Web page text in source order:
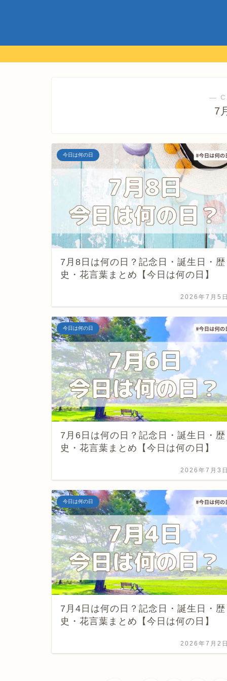
―
7
今日は何の日
7月8日は何の日？記念日・誕生日・歴
史・花言葉まとめ【今日は何の日】
2026年7月5日
今日は何の日
7月6日は何の日？記念日・誕生日・歴
史・花言葉まとめ【今日は何の日】
2026年7月3日
今日は何の日
7月4日は何の日？記念日・誕生日・歴
史・花言葉まとめ【今日は何の日】
2026年7月2日